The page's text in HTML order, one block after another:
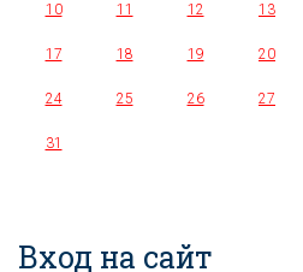
10 11 12 13
17 18 19 20
24 25 26 27
31
Вход на сайт